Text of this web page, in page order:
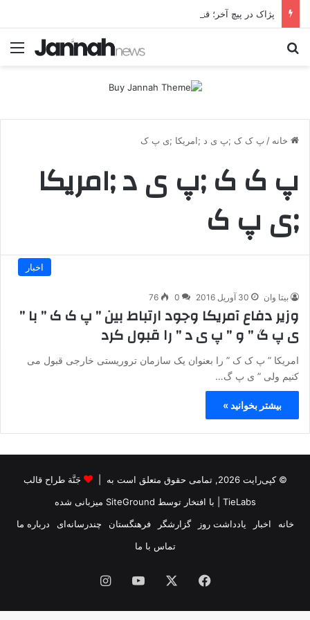
خانه / پ ک ک ;پ ی د ;امریکا ;ی پ ک
پ ک ک ;پ ی د ;امریکا
;ی پ ک
اخبار
بیتا وان 30 آوریل 2016 0
76
وزیر دفاع آمریکا وجود ارتباط بین ” پ ک ک ” با ”
ی پ گ ” و ” پ ی د ” را قبول کرد
امریکا ” پ ک ک ” را بعنوان یک سازمان تروریستی خارجی قبول می
کنیم ولی ” ی پ گ…
بیشتر بخوانید »
© کپی‌رایت 2026, تمامی حقوق متعلق است به |
جَنَّة طراح قالب
TieLabs | با افتخار توسط SiteGround میزبانی شده
خانه
اخبار یادداشت روز گزارشگر فرهنگستان چندرسانه‌ای
درباره ما
تماس با ما
فیس
بوک
یوتیوب